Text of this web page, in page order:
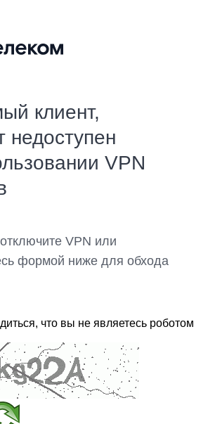
клиент,
недоступен
VPN
VPN или
формой ниже для обхода
что вы не являетесь роботом